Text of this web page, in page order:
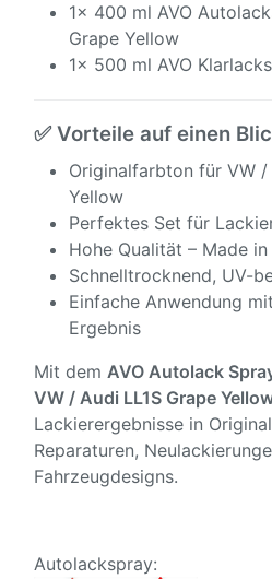
1x 400 ml AVO
Grape Yellow
1x 500 ml AVO
✅ Vorteile auf einen
Originalfarbton für VW /
Yellow
Perfektes Set für
Hohe Qualität – Made
Schnelltrocknend, UV-
Einfache Anwendung
Ergebnis
Mit dem AVO Autolack
VW / Audi LL1S Grape
Lackierergebnisse in
Reparaturen,
Fahrzeugdesigns.
Autolackspray: